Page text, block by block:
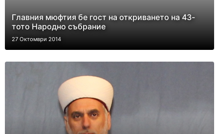
Главния мюфтия бе гост на откриването на 43-
тото Народно събрание
27 Октомври 2014